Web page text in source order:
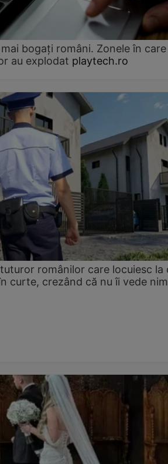
bogați români. Zonele în care
au explodat playtech.ro
românilor care locuiesc la
curte, crezând că nu îi vede